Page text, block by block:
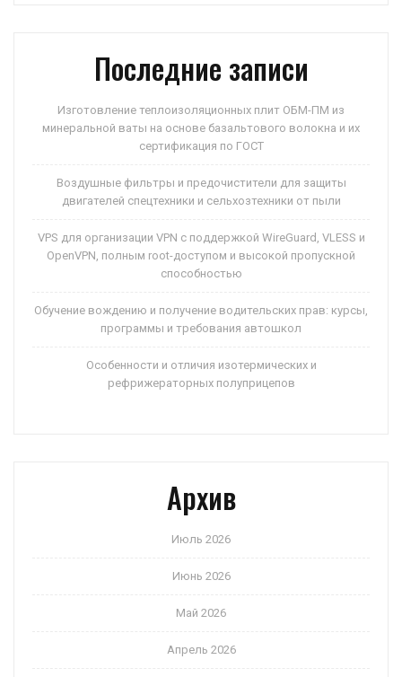
ni
ki
ть
Последние записи
Изготовление теплоизоляционных плит ОБМ-ПМ из
минеральной ваты на основе базальтового волокна и их
сертификация по ГОСТ
Воздушные фильтры и предочистители для защиты
двигателей спецтехники и сельхозтехники от пыли
VPS для организации VPN с поддержкой WireGuard, VLESS и
OpenVPN, полным root-доступом и высокой пропускной
способностью
Обучение вождению и получение водительских прав: курсы,
программы и требования автошкол
Особенности и отличия изотермических и
рефрижераторных полуприцепов
Архив
Июль 2026
Июнь 2026
Май 2026
Апрель 2026